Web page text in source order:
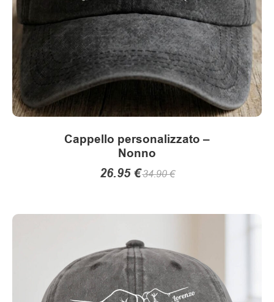
nella
pagina
del
prodotto
Cappello personalizzato –
Nonno
26.95€34.90€
prodotto
più
varianti.
Le
opzioni